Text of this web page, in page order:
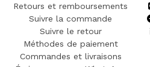
Retours et remboursements
Suivre la commande
Suivre le retour
Méthodes de paiement
Commandes et livraisons